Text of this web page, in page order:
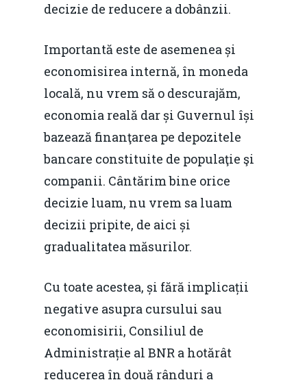
decizie de reducere a dobânzii.
Importantă este de asemenea și
economisirea internă, în moneda
locală, nu vrem să o descurajăm,
economia reală dar și Guvernul își
bazează finanţarea pe depozitele
bancare constituite de populaţie şi
companii. Cântărim bine orice
decizie luam, nu vrem sa luam
decizii pripite, de aici și
gradualitatea măsurilor.
Cu toate acestea, și fără implicații
negative asupra cursului sau
economisirii, Consiliul de
Administrație al BNR a hotărât
reducerea în două rânduri a